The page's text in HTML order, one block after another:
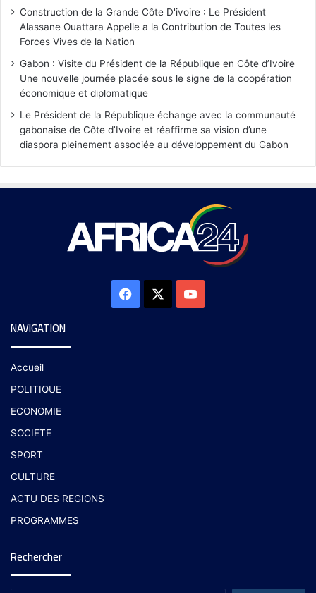
Construction de la Grande Côte D'ivoire : Le Président
Alassane Ouattara Appelle a la Contribution de Toutes les
Forces Vives de la Nation
Gabon : Visite du Président de la République en Côte d’Ivoire
Une nouvelle journée placée sous le signe de la coopération
économique et diplomatique
Le Président de la République échange avec la communauté
gabonaise de Côte d’Ivoire et réaffirme sa vision d’une
diaspora pleinement associée au développement du Gabon
NAVIGATION
Accueil
POLITIQUE
ECONOMIE
SOCIETE
SPORT
CULTURE
ACTU DES REGIONS
PROGRAMMES
Rechercher